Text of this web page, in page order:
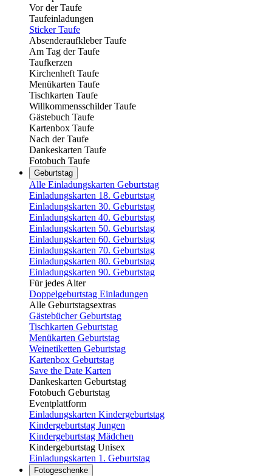
Vor der Taufe
Taufeinladungen
Sticker Taufe
Absenderaufkleber Taufe
Am Tag der Taufe
Taufkerzen
Kirchenheft Taufe
Menükarten Taufe
Tischkarten Taufe
Willkommensschilder Taufe
Gästebuch Taufe
Kartenbox Taufe
Nach der Taufe
Dankeskarten Taufe
Fotobuch Taufe
Geburtstag
Alle Einladungskarten Geburtstag
Einladungskarten 18. Geburtstag
Einladungskarten 30. Geburtstag
Einladungskarten 40. Geburtstag
Einladungskarten 50. Geburtstag
Einladungskarten 60. Geburtstag
Einladungskarten 70. Geburtstag
Einladungskarten 80. Geburtstag
Einladungskarten 90. Geburtstag
Für jedes Alter
Doppelgeburtstag Einladungen
Alle Geburtstagsextras
Gästebücher Geburtstag
Tischkarten Geburtstag
Menükarten Geburtstag
Weinetiketten Geburtstag
Kartenbox Geburtstag
Save the Date Karten
Dankeskarten Geburtstag
Fotobuch Geburtstag
Eventplattform
Einladungskarten Kindergeburtstag
Kindergeburtstag Jungen
Kindergeburtstag Mädchen
Kindergeburtstag Unisex
Einladungskarten 1. Geburtstag
Fotogeschenke